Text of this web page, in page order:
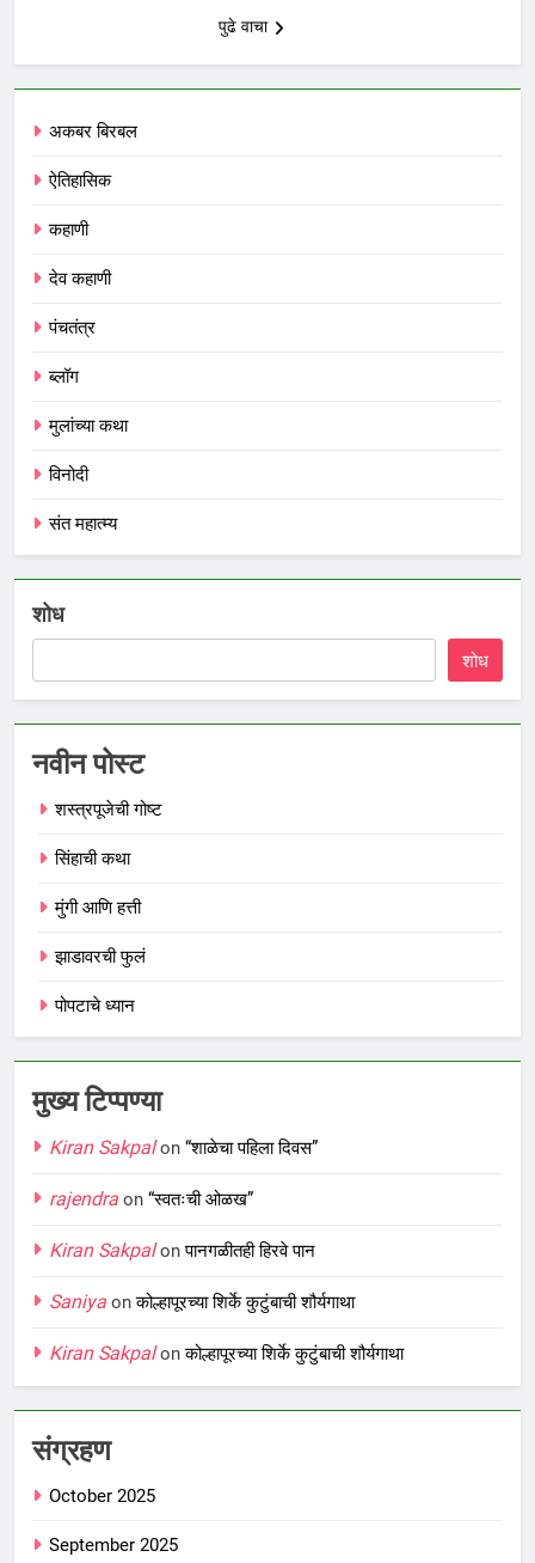
पुढे वाचा
अकबर बिरबल
ऐतिहासिक
कहाणी
देव कहाणी
पंचतंत्र
ब्लॉग
मुलांच्या कथा
विनोदी
संत महात्म्य
शोध
शोध
नवीन पोस्ट
शस्त्रपूजेची गोष्ट
सिंहाची कथा
मुंगी आणि हत्ती
झाडावरची फुलं
पोपटाचे ध्यान
मुख्य टिप्पण्या
Kiran Sakpalon “शाळेचा पहिला दिवस”
rajendra on “स्वतःची ओळख”
Kiran Sakpalonपानगळीतही हिरवे पान
Saniya onकोल्हापूरच्या शिर्के कुटुंबाची शौर्यगाथा
Kiran Sakpalonकोल्हापूरच्या शिर्के कुटुंबाची शौर्यगाथा
संग्रहण
October 2025
September 2025